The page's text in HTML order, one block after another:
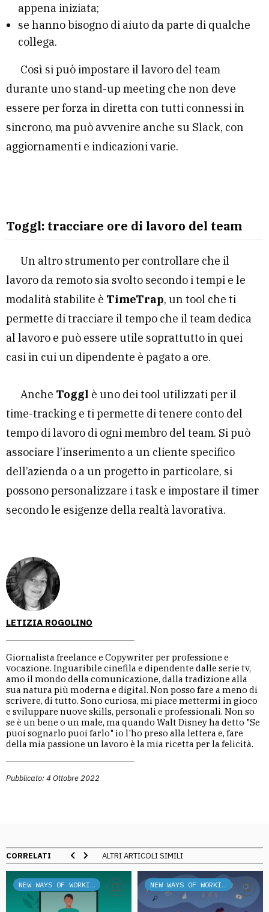
LETIZIA ROGOLINO
Giornalista freelance e Copywriter per professione e
vocazione. Inguaribile cinefila e dipendente dalle serie tv,
amo il mondo della comunicazione, dalla tradizione alla
sua natura più moderna e digital. Non posso fare a meno di
scrivere, di tutto. Sono curiosa, mi piace mettermi in gioco
e sviluppare nuove skills, personali e professionali. Non so
se è un bene o un male, ma quando Walt Disney ha detto "Se
puoi sognarlo puoi farlo" io l'ho preso alla lettera e, fare
della mia passione un lavoro è la mia ricetta per la felicità.
Pubblicato: 4 Ottobre 2022
appena iniziata;
se hanno bisogno di aiuto da parte di qualche
collega.
Così si può impostare il lavoro del team
durante uno stand-up meeting che non deve
essere per forza in diretta con tutti connessi in
sincrono, ma può avvenire anche su Slack, con
aggiornamenti e indicazioni varie.
Toggl: tracciare ore di lavoro del team
Un altro strumento per controllare che il
lavoro da remoto sia svolto secondo i tempi e le
modalità stabilite è TimeTrap, un tool che ti
permette di tracciare il tempo che il team dedica
al lavoro e può essere utile soprattutto in quei
casi in cui un dipendente è pagato a ore.
Anche Toggl è uno dei tool utilizzati per il
time-tracking e ti permette di tenere conto del
tempo di lavoro di ogni membro del team. Si può
associare l’inserimento a un cliente specifico
dell’azienda o a un progetto in particolare, si
possono personalizzare i task e impostare il timer
secondo le esigenze della realtà lavorativa.
CORRELATI ALTRI ARTICOLI SIMILI